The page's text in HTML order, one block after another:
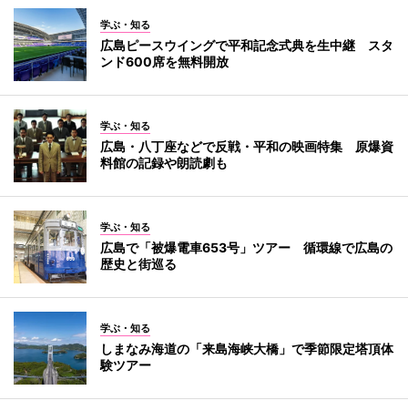
学ぶ・知る
広島ピースウイングで平和記念式典を生中継 スタ
ンド600席を無料開放
学ぶ・知る
広島・八丁座などで反戦・平和の映画特集 原爆資
料館の記録や朗読劇も
学ぶ・知る
広島で「被爆電車653号」ツアー 循環線で広島の
歴史と街巡る
学ぶ・知る
しまなみ海道の「来島海峡大橋」で季節限定塔頂体
験ツアー